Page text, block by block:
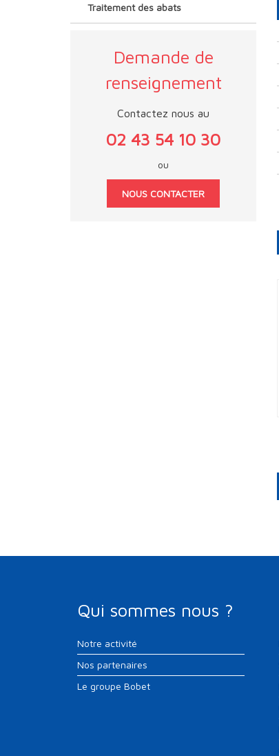
Traitement des abats
Demande de
renseignement
Contactez nous au
02 43 54 10 30
ou
NOUS CONTACTER
Qui sommes nous ?
Notre activité
Nos partenaires
Le groupe Bobet